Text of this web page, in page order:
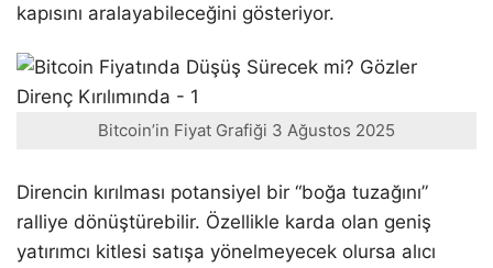
kapısını aralayabileceğini gösteriyor.
Bitcoin’in Fiyat Grafiği 3 Ağustos 2025
Direncin kırılması potansiyel bir “boğa tuzağını”
ralliye dönüştürebilir. Özellikle karda olan geniş
yatırımcı kitlesi satışa yönelmeyecek olursa alıcı